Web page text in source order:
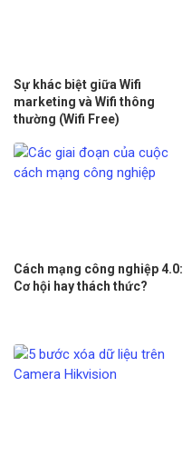
Sự khác biệt giữa Wifi
marketing và Wifi thông
thường (Wifi Free)
Cách mạng công nghiệp 4.0:
Cơ hội hay thách thức?